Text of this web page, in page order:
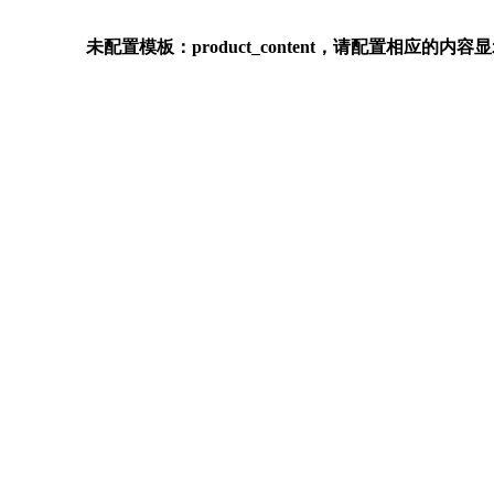
未配置模板：product_content，请配置相应的内容